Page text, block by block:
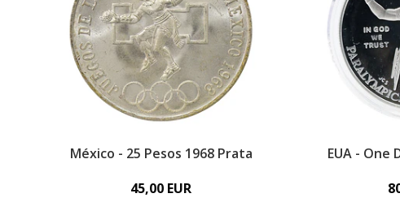
México - 25 Pesos 1968 Prata
45,00 EUR
EUA - One